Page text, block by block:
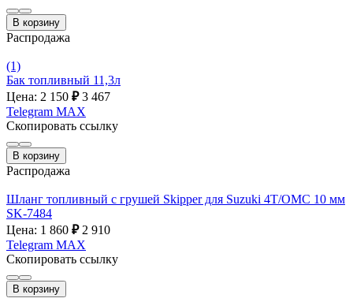
В корзину
Распродажа
(1)
Бак топливный 11,3л
Цена: 2 150 ₽ 3 467
Telegram MAX
Скопировать ссылку
В корзину
Распродажа
Шланг топливный с грушей Skipper для Suzuki 4T/OMC 10 мм
SK-7484
Цена: 1 860 ₽ 2 910
Telegram MAX
Скопировать ссылку
В корзину